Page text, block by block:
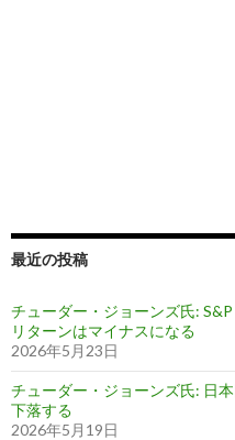
最近の投稿
チューダー・ジョーンズ氏:
リターンはマイナスになる
2026年5月23日
チューダー・ジョーンズ氏: 日
下落する
2026年5月19日